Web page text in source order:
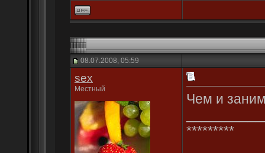
08.07.2008, 05:59
sex
Местный
Чем и
*********